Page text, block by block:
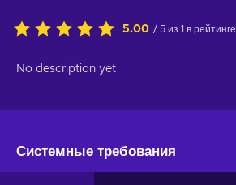
5.00 / 5 из 1 в рейтинге
No description yet
Системные требования